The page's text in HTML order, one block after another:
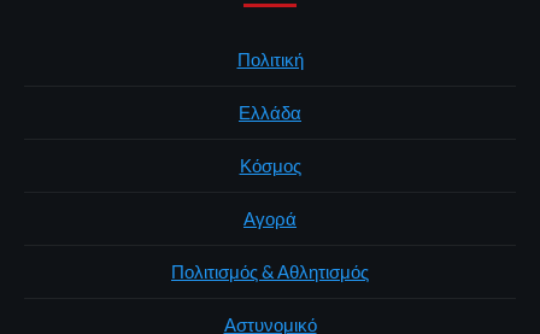
Πολιτική
Ελλάδα
Κόσμος
Αγορά
Πολιτισμός & Αθλητισμός
Αστυνομικό